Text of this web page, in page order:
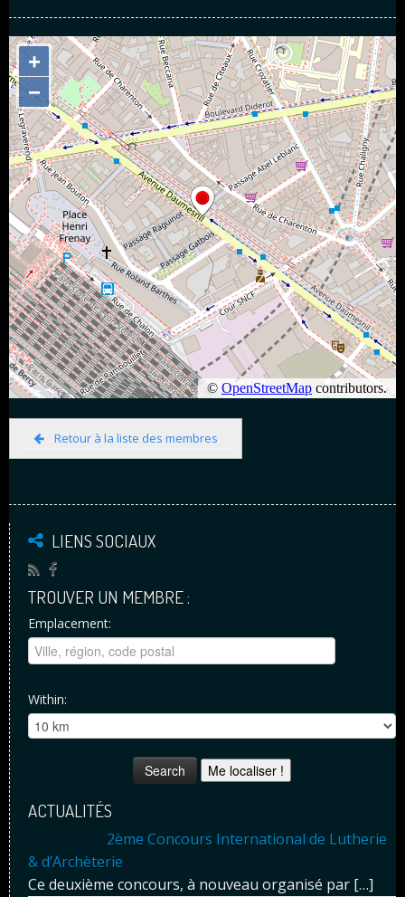
Retour à la liste des membres
LIENS SOCIAUX
TROUVER UN MEMBRE :
Emplacement:
Within:
Me localiser !
ACTUALITÉS
2ème Concours International de Lutherie
& d’Archèterie
Ce deuxième concours, à nouveau organisé par […]